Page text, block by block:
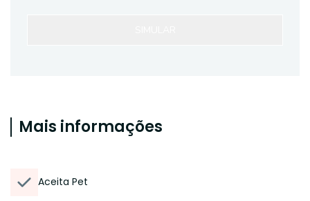
Mais informações
Aceita Pet